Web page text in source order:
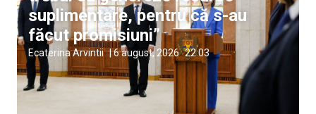
suplimentare, pentru că s-au
făcut promisiuni”
Ecaterina Arvintii |6 august, 2026 22:03